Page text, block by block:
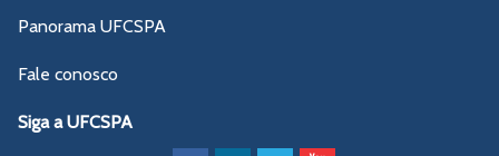
Panorama UFCSPA
Fale conosco
Siga a UFCSPA